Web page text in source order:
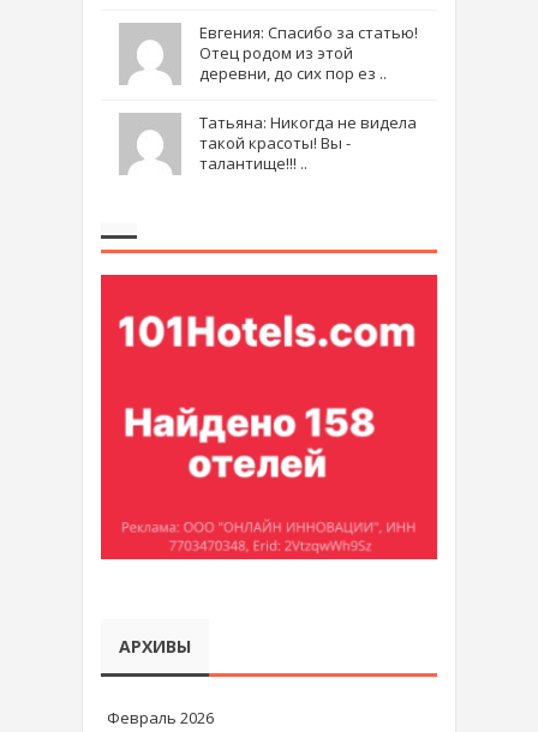
Евгения: Спасибо за статью!
Отец родом из этой
деревни, до сих пор ез ..
Татьяна: Никогда не видела
такой красоты! Вы -
талантище!!! ..
АРХИВЫ
Февраль 2026